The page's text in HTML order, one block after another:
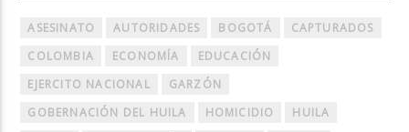
ASESINATO AUTORIDADES BOGOTÁ
CAPTURADOS
COLOMBIA
ECONOMÍA
EDUCACIÓN
EJERCITO NACIONAL
GARZÓN
GOBERNACIÓN DEL HUILA
HOMICIDIO
HUILA